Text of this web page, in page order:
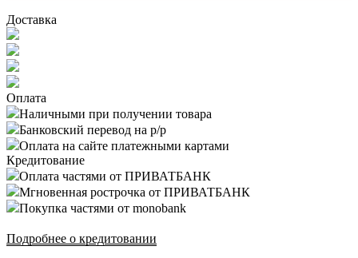
Доставка
Оплата
Наличными при получении товара
Банковский перевод на р/р
Оплата на сайте платежными картами
Кредитование
Оплата частями от ПРИВАТБАНК
Мгновенная рострочка от ПРИВАТБАНК
Покупка частями от monobank
Подробнее о кредитовании